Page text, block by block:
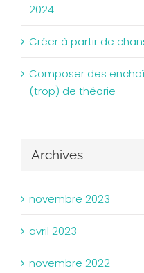
2024
Créer à partir de
Composer des
(trop) de théorie
Archives
novembre 2023
avril 2023
novembre 2022